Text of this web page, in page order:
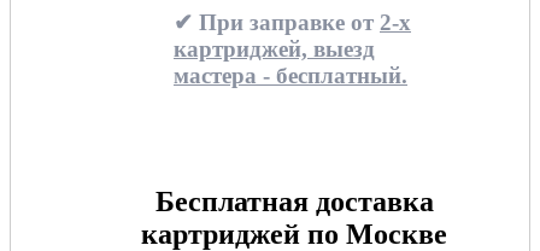
✔ При заправке от 2-х
картриджей, выезд
мастера - бесплатный.
Бесплатная доставка
картриджей по Москве